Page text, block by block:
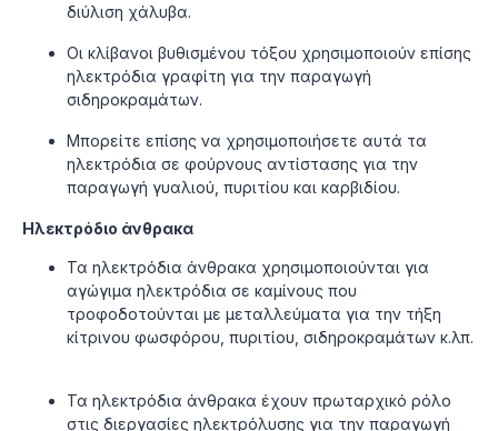
διύλιση χάλυβα.
Οι κλίβανοι βυθισμένου τόξου χρησιμοποιούν επίσης
ηλεκτρόδια γραφίτη για την παραγωγή
σιδηροκραμάτων.
Μπορείτε επίσης να χρησιμοποιήσετε αυτά τα
ηλεκτρόδια σε φούρνους αντίστασης για την
παραγωγή γυαλιού, πυριτίου και καρβιδίου.
Ηλεκτρόδιο άνθρακα
Τα ηλεκτρόδια άνθρακα χρησιμοποιούνται για
αγώγιμα ηλεκτρόδια σε καμίνους που
τροφοδοτούνται με μεταλλεύματα για την τήξη
κίτρινου φωσφόρου, πυριτίου, σιδηροκραμάτων κ.λπ.
Τα ηλεκτρόδια άνθρακα έχουν πρωταρχικό ρόλο
στις διεργασίες ηλεκτρόλυσης για την παραγωγή